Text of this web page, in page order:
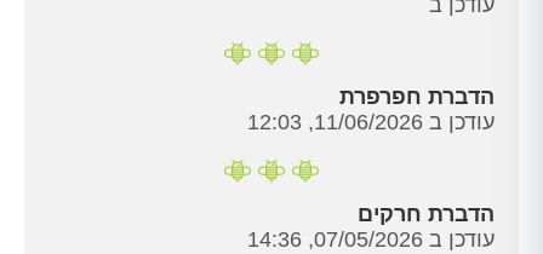
עודכן ב
הדברת חפרפרת
עודכן ב 11/06/2026, 12:03
הדברת חרקים
עודכן ב 07/05/2026, 14:36